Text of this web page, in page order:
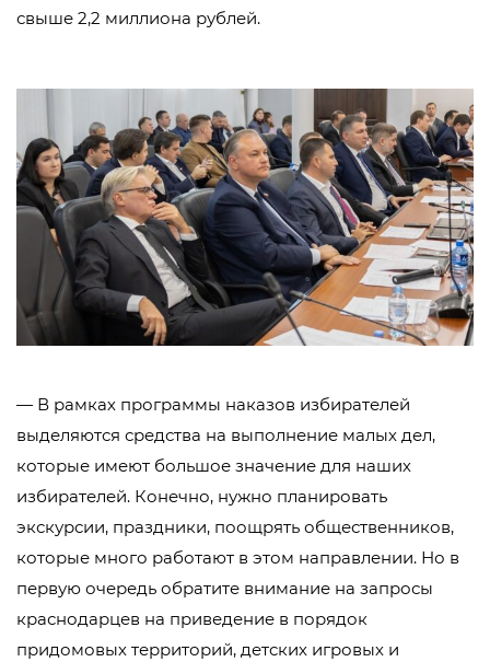
свыше 2,2 миллиона рублей.
— В рамках программы наказов избирателей
выделяются средства на выполнение малых дел,
которые имеют большое значение для наших
избирателей. Конечно, нужно планировать
экскурсии, праздники, поощрять общественников,
которые много работают в этом направлении. Но в
первую очередь обратите внимание на запросы
краснодарцев на приведение в порядок
придомовых территорий, детских игровых и